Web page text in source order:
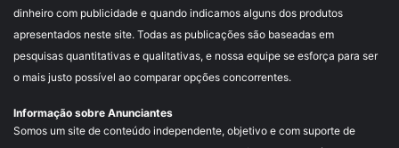
dinheiro com publicidade e quando indicamos alguns dos produtos
apresentados neste site. Todas as publicações são baseadas em
pesquisas quantitativas e qualitativas, e nossa equipe se esforça para ser
o mais justo possível ao comparar opções concorrentes.
Informação sobre Anunciantes
Somos um site de conteúdo independente, objetivo e com suporte de